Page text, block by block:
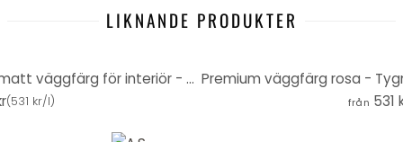
LIKNANDE PRODUKTER
Premium Väggfärg röd - Täckmatt väggfärg för interiör - PURO c2016 varierad röd
(531 kr/l) från 531